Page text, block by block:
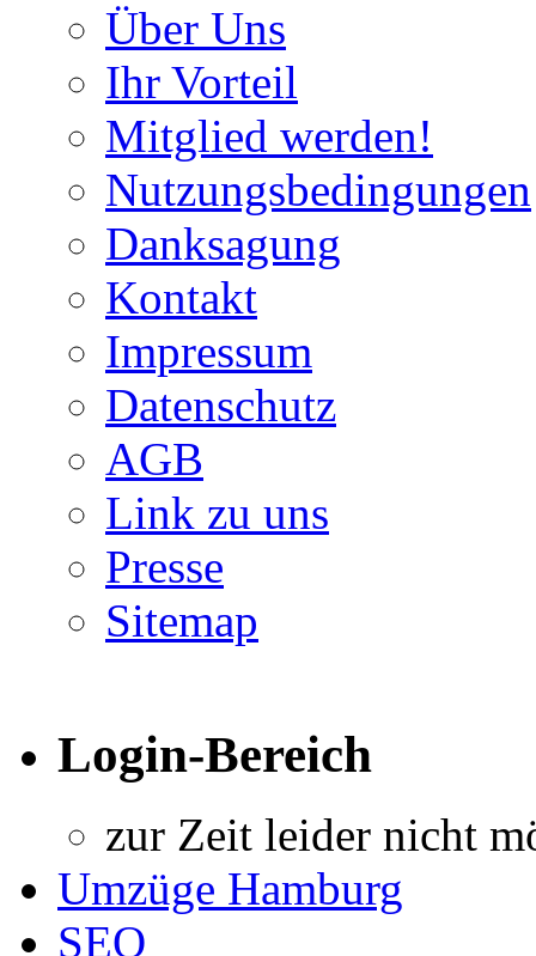
Über Uns
Ihr Vorteil
Mitglied werden!
Nutzungsbedingungen
Danksagung
Kontakt
Impressum
Datenschutz
AGB
Link zu uns
Presse
Sitemap
Login-Bereich
zur Zeit leider nicht
Umzüge Hamburg
SEO